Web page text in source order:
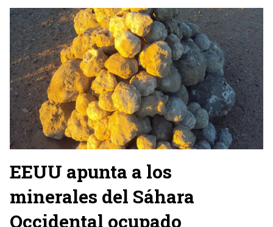
EEUU apunta a los
minerales del Sáhara
Occidental ocupado